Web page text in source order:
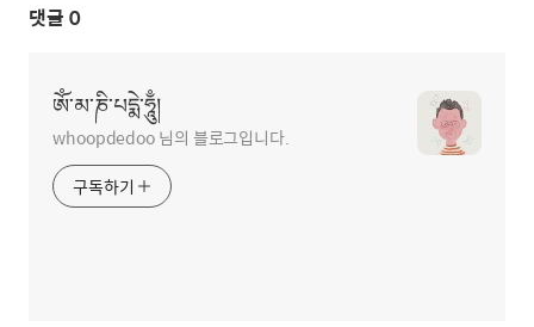
댓글 0
ཨོཾ་མ་ཎི་པདྨེ་ཧཱུྃ།
whoopdedoo 님의 블로그입니다.
구독하기